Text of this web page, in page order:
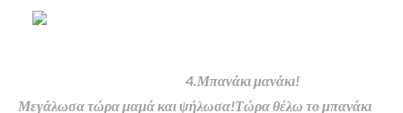
4.Μπανάκι μανάκι!
Μεγάλωσα τώρα μαμά και ψήλωσα!Τώρα θέλω το μπανάκι